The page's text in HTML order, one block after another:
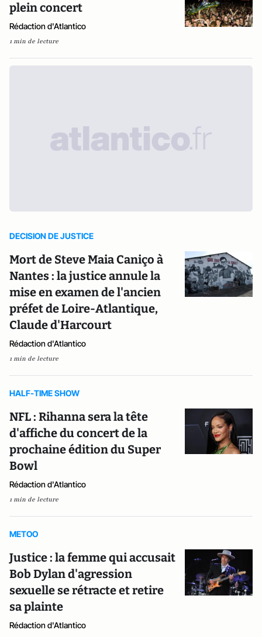
plein concert
Rédaction d'Atlantico
1 min de lecture
DECISION DE JUSTICE
Mort de Steve Maia Caniço à
Nantes : la justice annule la
mise en examen de l'ancien
préfet de Loire-Atlantique,
Claude d'Harcourt
Rédaction d'Atlantico
1 min de lecture
HALF-TIME SHOW
NFL : Rihanna sera la tête
d'affiche du concert de la
prochaine édition du Super
Bowl
Rédaction d'Atlantico
1 min de lecture
METOO
Justice : la femme qui accusait
Bob Dylan d'agression
sexuelle se rétracte et retire
sa plainte
Rédaction d'Atlantico